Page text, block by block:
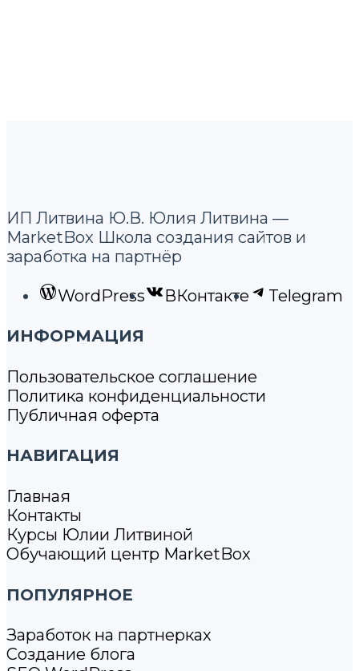
ИП Литвина Ю.В. Юлия Литвина —
MarketBox Школа создания сайтов и
заработка на партнёр
WordPress ВКонтакте Telegram
ИНФОРМАЦИЯ
Пользовательское соглашение
Политика конфиденциальности
Публичная оферта
НАВИГАЦИЯ
Главная
Контакты
Курсы Юлии Литвиной
Обучающий центр MarketBox
ПОПУЛЯРНОЕ
Заработок на партнерках
Создание блога